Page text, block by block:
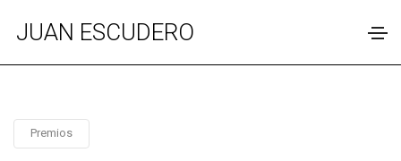
JUAN ESCUDERO
Premios